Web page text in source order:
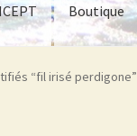
Boutique
“fil irisé perdigone”